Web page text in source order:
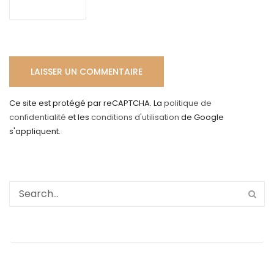
Ce site est protégé par reCAPTCHA. La politique de
confidentialité et les conditions d'utilisation de Google
s'appliquent.